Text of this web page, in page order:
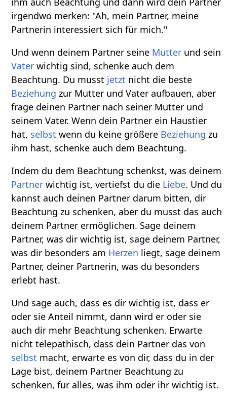
irgendwo merken: "Ah, mein Partner, meine
Partnerin interessiert sich für mich."
Und wenn deinem Partner seine Mutter und sein
Vater wichtig sind, schenke auch dem
Beachtung. Du musst jetzt nicht die beste
Beziehung zur Mutter und Vater aufbauen, aber
frage deinen Partner nach seiner Mutter und
seinem Vater. Wenn dein Partner ein Haustier
hat, selbst wenn du keine größere Beziehung zu
ihm hast, schenke auch dem Beachtung.
Indem du dem Beachtung schenkst, was deinem
Partner wichtig ist, vertiefst du die Liebe. Und du
kannst auch deinen Partner darum bitten, dir
Beachtung zu schenken, aber du musst das auch
deinem Partner ermöglichen. Sage deinem
Partner, was dir wichtig ist, sage deinem Partner,
was dir besonders am Herzen liegt, sage deinem
Partner, deiner Partnerin, was du besonders
erlebt hast.
Und sage auch, dass es dir wichtig ist, dass er
oder sie Anteil nimmt, dann wird er oder sie
auch dir mehr Beachtung schenken. Erwarte
nicht telepathisch, dass dein Partner das von
selbst macht, erwarte es von dir, dass du in der
Lage bist, deinem Partner Beachtung zu
schenken, für alles, was ihm oder ihr wichtig ist.